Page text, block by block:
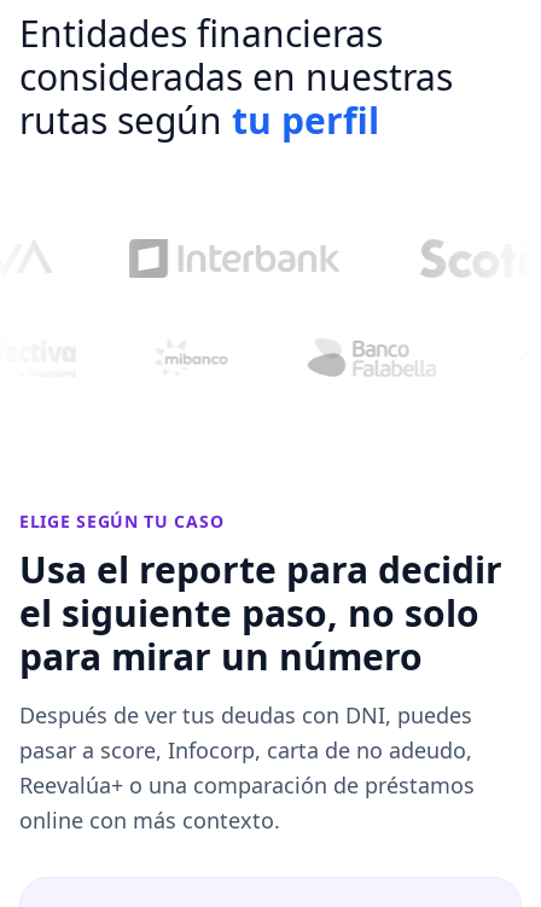
Entidades financieras
consideradas en nuestras
rutas según tu perfil
ELIGE SEGÚN TU CASO
Usa el reporte para decidir
el siguiente paso, no solo
para mirar un número
Después de ver tus deudas con DNI, puedes
pasar a score, Infocorp, carta de no adeudo,
Reevalúa+ o una comparación de préstamos
online con más contexto.